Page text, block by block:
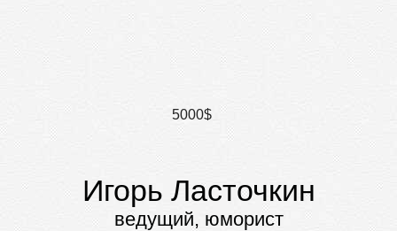
5000$
Игорь Ласточкин
ведущий, юморист